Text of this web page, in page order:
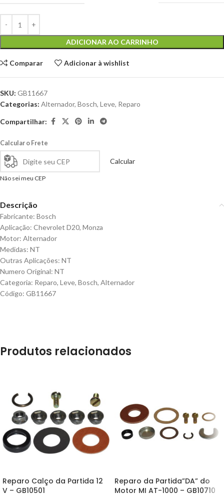
ADICIONAR AO CARRINHO
Comparar Adicionar à wishlist
SKU: GB11667
Categorias: Alternador, Bosch, Leve, Reparo
Compartilhar:
Calcular o Frete
Calcular
Não sei meu CEP
Descrição
Fabricante: Bosch
Aplicação: Chevrolet D20, Monza
Motor: Alternador
Medidas: NT
Outras Aplicações: NT
Numero Original: NT
Categoria: Reparo, Leve, Bosch, Alternador
Código: GB11667
Produtos relacionados
Reparo Calço da Partida 12
V – GB10501
Reparo da Partida”DA” do
Motor MI AT-1000 – GB10710